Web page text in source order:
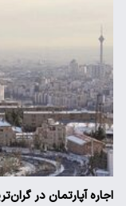
اجاره آپارتمان در